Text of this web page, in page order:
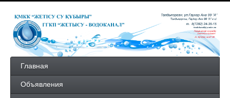
Главная
Объявления